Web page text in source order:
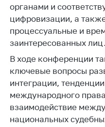
Адрес и режим
работы
Приемная
Министра
Горячая линия
Пресс-служба
Вышестоящий
государственный
орган
органами и
цифровизации, а
процессуальные и
заинтересованных лиц.
В ходе конференции
ключевые вопросы
интеграции,
международного
взаимодействие
национальных